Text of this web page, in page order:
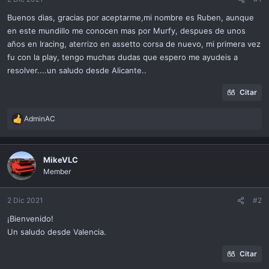
n
Buenos dias, gracias por aceptarme,mi nombre es Ruben, aunque
en este mundillo me conocen mas por Murfy, despues de unos
años en Iracing, aterrizo en assetto corsa de nuevo, mi primera vez
fu con la play, tengo muchas dudas que espero me ayudeis a
resolver....un saludo desde Alicante..
Citar
R
a
c
t
i
o
n
:
AdminAC
MikeVLC
Member
2 Dic 2021 #2
¡Bienvenido!
Un saludo desde Valencia.
Citar